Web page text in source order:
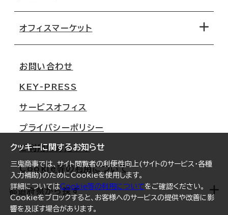
クッキーに関するお知らせ
三鬼商事では、サイト閲覧者の利便性向上(サイトのサービス・各種
入力補助)のためにCookieを使用します。
詳細についてはCookie等の利用についてをご確認ください。
Cookieをブロックすると、お客様へのサービスの提供や改善に影
響を及ぼす場合があります。
路線・駅から探す
移転コストシミュレーション
移転スケジュール
オフィス移転Q&A
オフィスマーケット
大阪
名古屋
札幌
仙台
横浜
福岡
オフィスリポート
お問い合わせ
KEY-PRESS
サービスオフィス
プライバシーポリシー
ご利用にあたって
Cookie等の利用について
都道府県から探す